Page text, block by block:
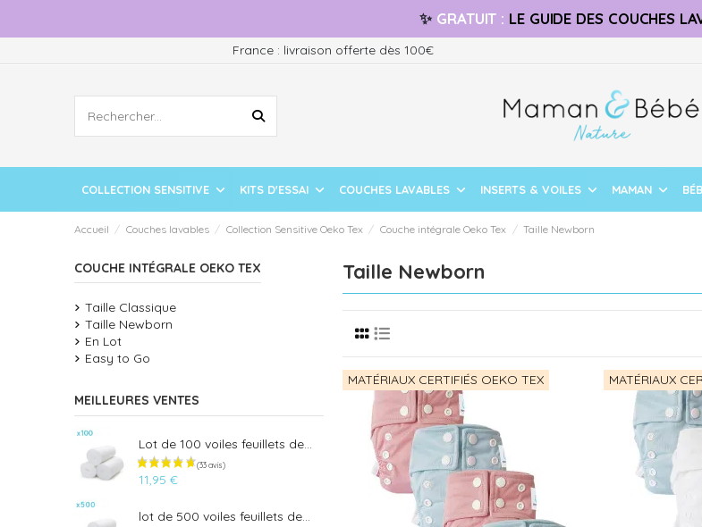
✨ GRATUIT : LE GUIDE DES COUCHES
France : livraison offerte dès 100€
COLLECTION SENSITIVE KITS D'ESSAI COUCHES LAVABLES INSERTS & VOILES MAMAN
Accueil Couches lavables Collection Sensitive Oeko Tex Couche intégrale Oeko Tex Taille Newborn
Taille Newborn
MATÉRIAUX CERTIFIÉS OEKO TEX MATÉRIAUX
COUCHE INTÉGRALE OEKO TEX
Taille Classique
Taille Newborn
En Lot
Easy to Go
MEILLEURES VENTES
Lot de 100 voiles feuillets de...
11,95 €
lot de 500 voiles feuillets de...